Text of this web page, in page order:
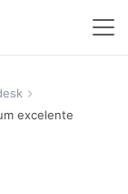
excelente